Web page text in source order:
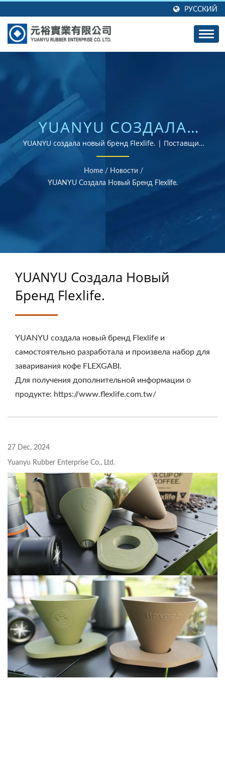
РУССКИЙ
YUANYU СОЗДАЛА
НОВЫЙ БРЕНД
FLEXLIFE. | БОЛЕЕ 40
ЛЕТ ОПЫТА В
ПРОИЗВОДСТВЕ
КАСТОМИЗИРОВАННЫХ
РЕЗИНОТЕХНИЧЕСКИХ
ИЗДЕЛИЙ
YUANYU создала новый бренд Flexlife. | Поставщик
резинок, сертифицированных по стандартам ISO и
RoHS
Home / Новости /
YUANYU Создала Новый Бренд Flexlife.
YUANYU Создала Новый
Бренд Flexlife.
YUANYU создала новый бренд Flexlife и
самостоятельно разработала и произвела набор для
заваривания кофе FLEXGABI.
Для получения дополнительной информации о
продукте: https://www.flexlife.com.tw/
27 Dec, 2024
Yuanyu Rubber Enterprise Co., Ltd.